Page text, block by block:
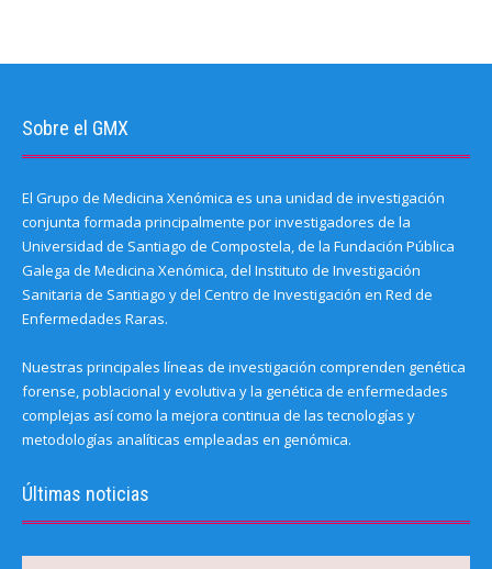
Sobre el GMX
El Grupo de Medicina Xenómica es una unidad de investigación
conjunta formada principalmente por investigadores de la
Universidad de Santiago de Compostela, de la Fundación Pública
Galega de Medicina Xenómica, del Instituto de Investigación
Sanitaria de Santiago y del Centro de Investigación en Red de
Enfermedades Raras.
Nuestras principales líneas de investigación comprenden genética
forense, poblacional y evolutiva y la genética de enfermedades
complejas así como la mejora continua de las tecnologías y
metodologías analíticas empleadas en genómica.
Últimas noticias